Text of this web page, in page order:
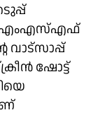
എംഎസ്എഫ്
വാട്‌സാപ്പ്
ഷോട്ട്